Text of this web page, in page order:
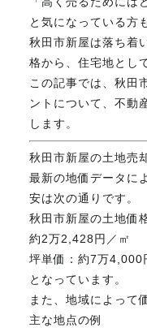
スタッフ紹介
マスターのブログ
開催日
土曜
定休日：第2
と気になっている方
秋田市新屋は落ち着
格から、住宅地とし
この記事では、秋田
ントについて、不動
します。
秋田市新屋の土地売
最新の地価データに
安は次の通りです。
秋田市新屋の土地価
約2万2,428円／㎡
坪単価：約7万4,000
となっています。
また、地域によって
主な地点の例